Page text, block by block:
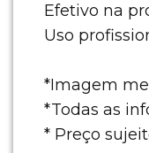
Efetivo na
Uso
*Imagem
*Todas as
* Preço